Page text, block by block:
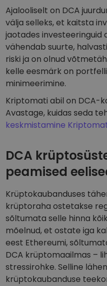
Ajalooliselt on DCA
välja selleks, et kaitsta
jaotades investeeringuid
vähendab suurte,
riski ja on olnud
kelle eesmärk on
minimeerimine.
Kriptomati abil on DCA-
Avastage, kuidas seda
keskmistamine
DCA
peamised
Krüptokaubanduses
krüptoraha ostetakse
sõltumata selle hinna
mõelnud, et ostate iga
eest Ethereumi,
DCA krüptomaailmas –
stressirohke. Selline
krüptokaubanduse